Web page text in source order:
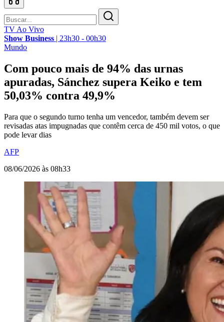
TV Ao Vivo
Show Business | 23h30 - 00h30
Mundo
Com pouco mais de 94% das urnas
apuradas, Sánchez supera Keiko e tem
50,03% contra 49,9%
Para que o segundo turno tenha um vencedor, também devem ser
revisadas atas impugnadas que contêm cerca de 450 mil votos, o que
pode levar dias
AFP
08/06/2026 às 08h33